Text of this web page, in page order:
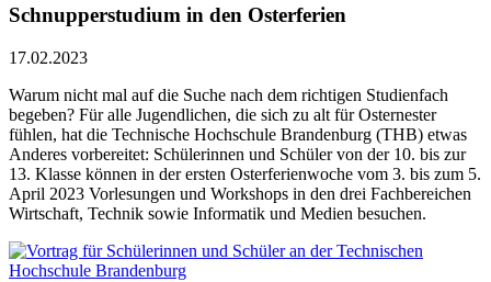
Schnupperstudium in den Osterferien
17.02.2023
Warum nicht mal auf die Suche nach dem richtigen Studienfach
begeben? Für alle Jugendlichen, die sich zu alt für Osternester
fühlen, hat die Technische Hochschule Brandenburg (THB) etwas
Anderes vorbereitet: Schülerinnen und Schüler von der 10. bis zur
13. Klasse können in der ersten Osterferienwoche vom 3. bis zum 5.
April 2023 Vorlesungen und Workshops in den drei Fachbereichen
Wirtschaft, Technik sowie Informatik und Medien besuchen.